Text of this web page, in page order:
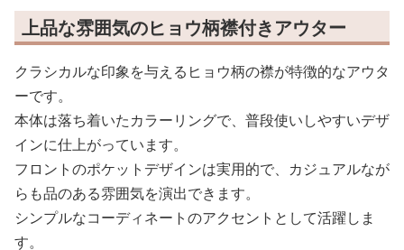
上品な雰囲気のヒョウ柄襟付きアウター
クラシカルな印象を与えるヒョウ柄の襟が特徴的なアウタ
ーです。
本体は落ち着いたカラーリングで、普段使いしやすいデザ
インに仕上がっています。
フロントのポケットデザインは実用的で、カジュアルなが
らも品のある雰囲気を演出できます。
シンプルなコーディネートのアクセントとして活躍しま
す。